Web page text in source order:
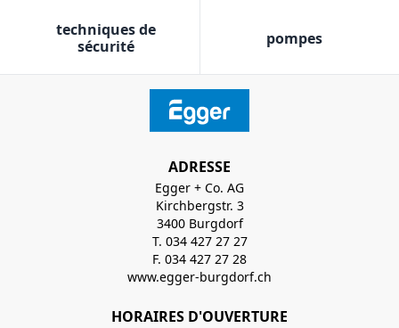
techniques de
sécurité
pompes
ADRESSE
Egger + Co. AG
Kirchbergstr. 3
3400 Burgdorf
T. 034 427 27 27
F. 034 427 27 28
www.egger-burgdorf.ch
HORAIRES D'OUVERTURE